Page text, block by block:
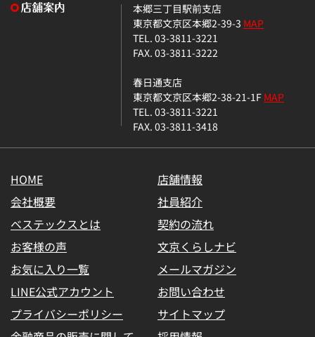
本郷三丁目駅前支店
東京都文京区本郷2-39-3 MAP
TEL. 03-3811-3221
FAX. 03-3811-3222
春日通支店
東京都文京区本郷2-38-21-1FMAP
TEL. 03-3811-3221
FAX. 03-3811-3418
HOME
店舗情報
会社概要
社員紹介
ベステックスとは
契約の流れ
お客様の声
文京くらしナビ
お気に入り一覧
メールマガジン
LINE公式アカウント
お問い合わせ
プライバシーポリシー
サイトマップ